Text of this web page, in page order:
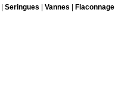
Seringues Vannes Flaconnage